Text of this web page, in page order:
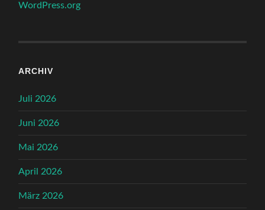
WordPress.org
ARCHIV
Juli 2026
Juni 2026
Mai 2026
April 2026
März 2026